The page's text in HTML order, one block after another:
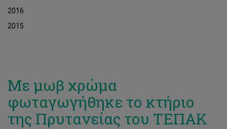
2016
2015
Με μωβ χρώμα
φωταγωγήθηκε το κτήριο
της Πρυτανείας του ΤΕΠΑΚ